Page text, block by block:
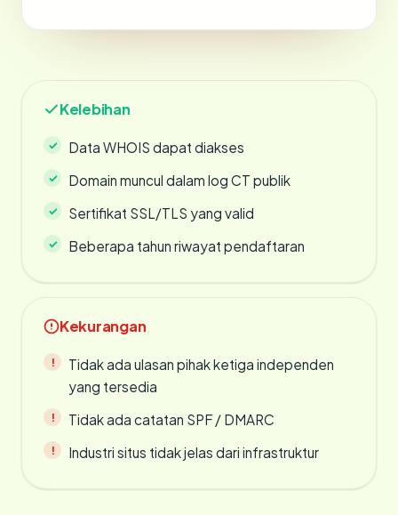
Kelebihan
Data WHOIS dapat diakses
Domain muncul dalam log CT publik
Sertifikat SSL/TLS yang valid
Beberapa tahun riwayat pendaftaran
Kekurangan
Tidak ada ulasan pihak ketiga independen
yang tersedia
Tidak ada catatan SPF / DMARC
Industri situs tidak jelas dari infrastruktur